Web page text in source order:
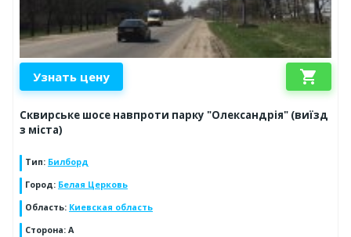
Узнать цену shopping_cart
Сквирське шосе навпроти парку "Олександрія" (виїзд
з міста)
Тип: Билборд
Город: Белая Церковь
Область: Киевская область
Сторона: А